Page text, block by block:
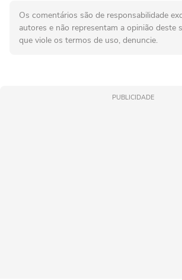
Os comentários são de responsabilidade
autores e não representam a opinião deste
que viole os termos de uso, denuncie.
PUBLICIDADE